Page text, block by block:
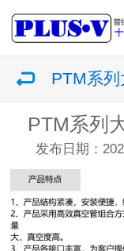
PTM系
PTM系列
发布日期：